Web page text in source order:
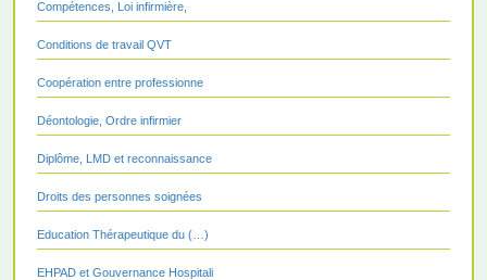
Compétences, Loi infirmière,
Conditions de travail QVT
Coopération entre professionne
Déontologie, Ordre infirmier
Diplôme, LMD et reconnaissance
Droits des personnes soignées
Education Thérapeutique du (…)
EHPAD et Gouvernance Hospitali